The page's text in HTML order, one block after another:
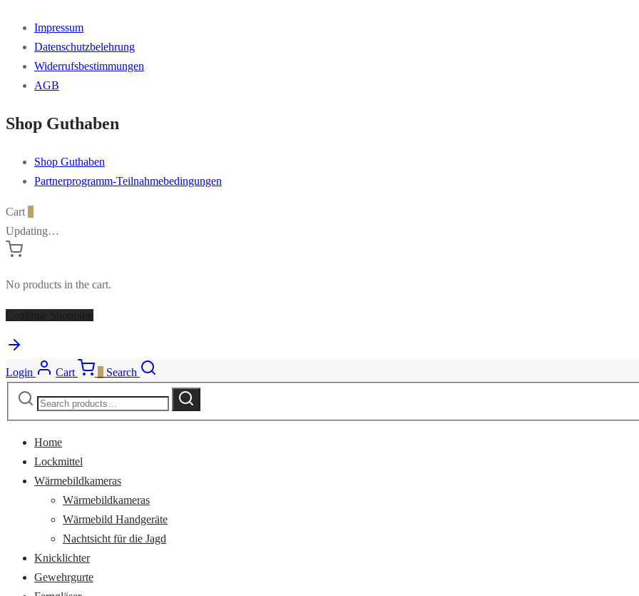
Impressum
Datenschutzbelehrung
Widerrufsbestimmungen
AGB
Shop Guthaben
Shop Guthaben
Partnerprogramm-Teilnahmebedingungen
Cart
Updating…
No products in the cart.
Login Cart
Search
Search
Search
Home
Lockmittel
Wärmebildkameras
Wärmebildkameras
Wärmebild Handgeräte
Nachtsicht für die Jagd
Knicklichter
Gewehrgurte